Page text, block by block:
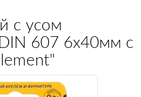
с усом
607 6х40мм с